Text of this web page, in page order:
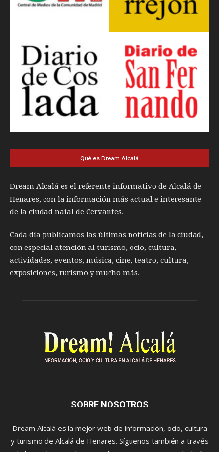
Qué es Dream Alcalá
Dream Alcalá es el referente informativo de Alcalá de
Henares, con la información más actual e interesante
de la ciudad natal de Cervantes.
Cada día publicamos las últimas noticias de la ciudad,
con especial atención al turismo, ocio, cultura,
actividades, eventos, música, cine, teatro, cultura,
exposiciones, turismo y mucho más.
SOBRE NOSOTROS
Dream Alcalá es la mejor web de información, ocio, cultura
y turismo de Alcalá de Henares. Síguenos también a través